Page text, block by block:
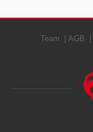
Team AGB